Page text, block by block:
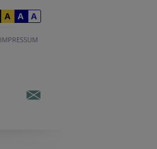
IMPRESSUM